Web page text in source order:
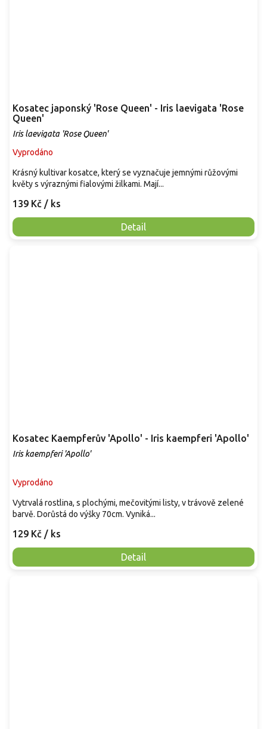
Kosatec japonský 'Rose Queen' - Iris laevigata 'Rose
Queen'
Iris laevigata 'Rose Queen'
Vyprodáno
139 Kč / ks
Detail
Krásný kultivar kosatce, který se vyznačuje jemnými růžovými
květy s výraznými fialovými žilkami. Mají...
Kosatec Kaempferův 'Apollo' - Iris kaempferi 'Apollo'
Iris kaempferi 'Apollo'
Vyprodáno
129 Kč / ks
Detail
Vytrvalá rostlina, s plochými, mečovitými listy, v trávově zelené
barvě. Dorůstá do výšky 70cm. Vyniká...